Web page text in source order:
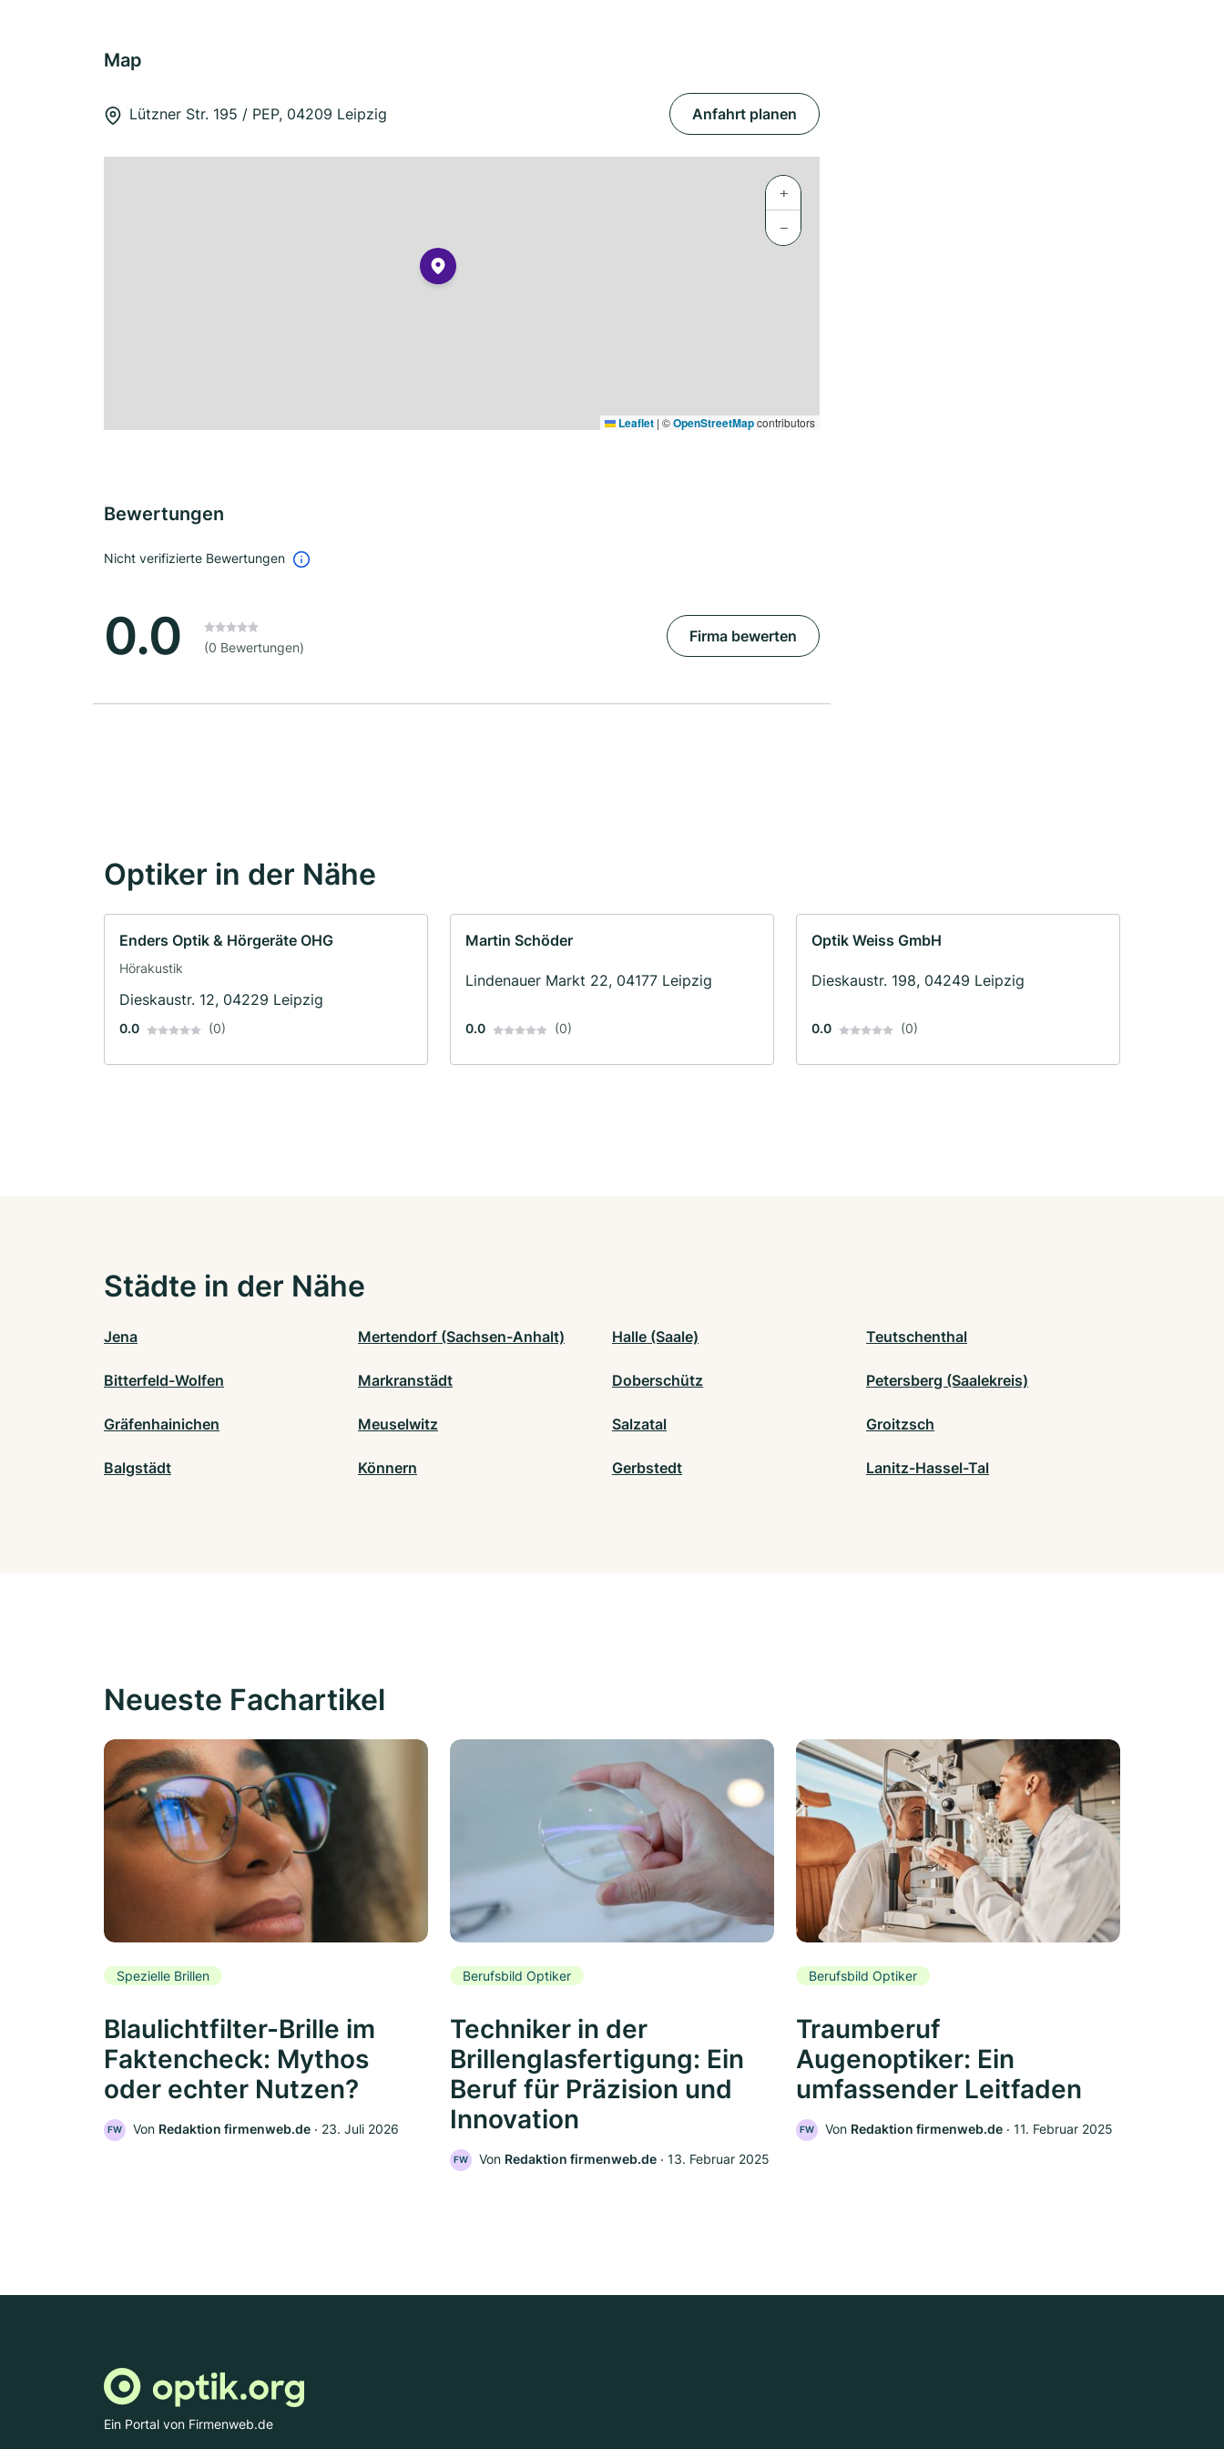
Map
Lützner Str. 195 / PEP, 04209 Leipzig Anfahrt planen
+
−
Leaflet | ©OpenStreetMapcontributors
Bewertungen
Nicht verifizierte Bewertungen
0.0 (0 Bewertungen)
Firma bewerten
Optiker in der Nähe
Enders Optik & Hörgeräte OHG
Hörakustik
Dieskaustr. 12, 04229 Leipzig
0.0 (0)
Martin Schöder
Lindenauer Markt 22, 04177 Leipzig
0.0 (0)
Optik Weiss GmbH
Dieskaustr. 198, 04249 Leipzig
0.0 (0)
Städte in der Nähe
Jena Mertendorf (Sachsen-Anhalt) Halle (Saale) Teutschenthal
Bitterfeld-Wolfen Markranstädt Doberschütz Petersberg (Saalekreis)
Gräfenhainichen Meuselwitz Salzatal Groitzsch
Balgstädt Könnern Gerbstedt Lanitz-Hassel-Tal
Neueste Fachartikel
Spezielle Brillen
Blaulichtfilter-Brille im
Faktencheck: Mythos
oder echter Nutzen?
FW Von Redaktion firmenweb.de ‧ 23. Juli 2026
Berufsbild Optiker
Techniker in der
Brillenglasfertigung: Ein
Beruf für Präzision und
Innovation
FW Von Redaktion firmenweb.de ‧ 13. Februar 2025
Berufsbild Optiker
Traumberuf
Augenoptiker: Ein
umfassender Leitfaden
FW Von Redaktion firmenweb.de ‧ 11. Februar 2025
Ein Portal von Firmenweb.de